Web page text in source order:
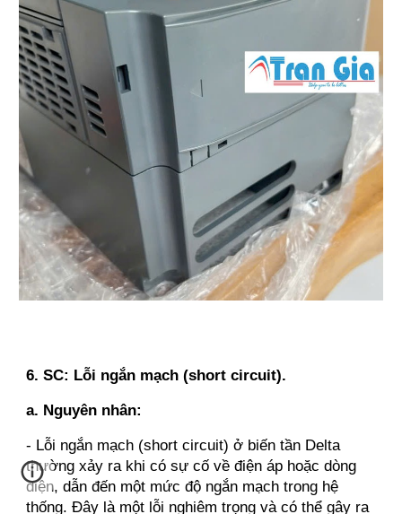
6. SC: Lỗi ngắn mạch (short circuit).
a. Nguyên nhân:
- Lỗi ngắn mạch (short circuit) ở biến tần Delta
thường xảy ra khi có sự cố về điện áp hoặc dòng
điện, dẫn đến một mức độ ngắn mạch trong hệ
thống. Đây là một lỗi nghiêm trọng và có thể gây ra